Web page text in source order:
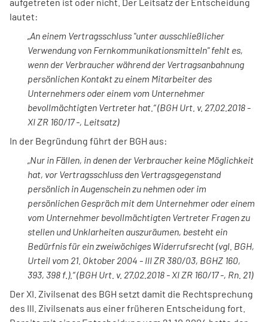
lautet:
„An einem Vertragsschluss "unter ausschließlicher
Verwendung von Fernkommunikationsmitteln" fehlt es,
wenn der Verbraucher während der Vertragsanbahnung
persönlichen Kontakt zu einem Mitarbeiter des
Unternehmers oder einem vom Unternehmer
bevollmächtigten Vertreter hat.“ (BGH Urt. v. 27.02.2018 -
XI ZR 160/17 -, Leitsatz)
In der Begründung führt der BGH aus:
„Nur in Fällen, in denen der Verbraucher keine Möglichkeit
hat, vor Vertragsschluss den Vertragsgegenstand
persönlich in Augenschein zu nehmen oder im
persönlichen Gespräch mit dem Unternehmer oder einem
vom Unternehmer bevollmächtigten Vertreter Fragen zu
stellen und Unklarheiten auszuräumen, besteht ein
Bedürfnis für ein zweiwöchiges Widerrufsrecht (vgl. BGH,
Urteil vom 21. Oktober 2004 - III ZR 380/03, BGHZ 160,
393, 398 f.).“ (BGH Urt. v. 27.02.2018 - XI ZR 160/17 -, Rn. 21)
Der XI. Zivilsenat des BGH setzt damit die Rechtsprechung
des III. Zivilsenats aus einer früheren Entscheidung fort.